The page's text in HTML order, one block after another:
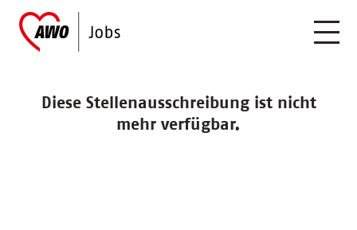
Diese Stellenausschreibung ist nicht
mehr verfügbar.